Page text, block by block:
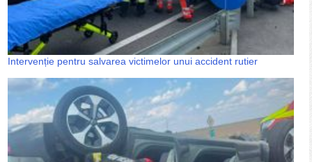
Intervenție pentru salvarea victimelor unui accident rutier